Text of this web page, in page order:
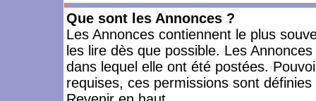
Que sont les Annonces ?
Les Annonces contiennent le plus
les lire dès que possible. Les
dans lequel elle ont été postées.
requises, ces permissions sont